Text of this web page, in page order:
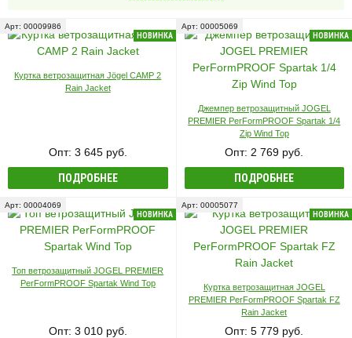
Арт: 00009986
НОВИНКА
Куртка ветрозащитная Jögel CAMP 2
Rain Jacket
Опт: 3 645 руб.
ПОДРОБНЕЕ
Арт: 00005069
НОВИНКА
Джемпер ветрозащитный JOGEL
PREMIER PerFormPROOF Spartak 1/4
Zip Wind Top
Опт: 2 769 руб.
ПОДРОБНЕЕ
Арт: 00004069
НОВИНКА
Топ ветрозащитный JOGEL PREMIER
PerFormPROOF Spartak Wind Top
Опт: 3 010 руб.
Арт: 00005077
НОВИНКА
Куртка ветрозащитная JOGEL
PREMIER PerFormPROOF Spartak FZ
Rain Jacket
Опт: 5 779 руб.